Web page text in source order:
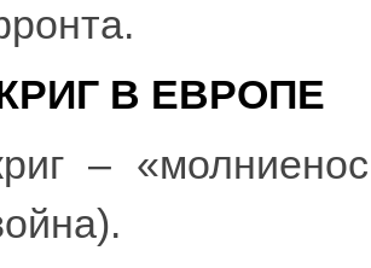
В ЕВРОПЕ
–